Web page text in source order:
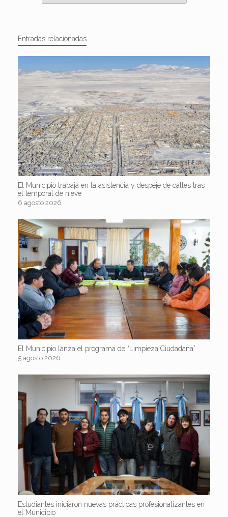
Entradas relacionadas
El Municipio trabaja en la asistencia y despeje de calles tras
el temporal de nieve
6 agosto 2026
El Municipio lanza el programa de “Limpieza Ciudadana”
5 agosto 2026
Estudiantes iniciaron nuevas prácticas profesionalizantes en
el Municipio